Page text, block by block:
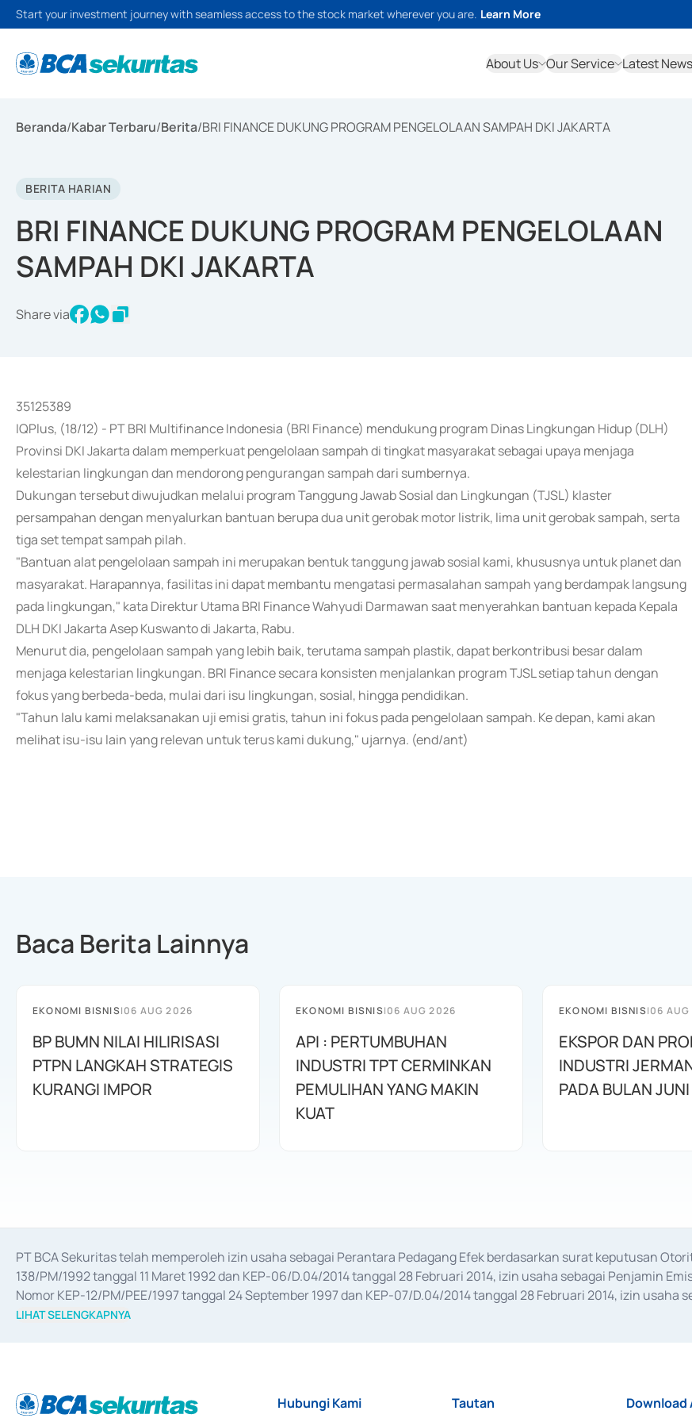
Start your investment journey with seamless access to the stock market wherever you are. Learn More
About Us Our Service Latest News
Beranda/Kabar Terbaru/Berita/BRI FINANCE DUKUNG PROGRAM PENGELOLAAN SAMPAH DKI JAKARTA
BERITA HARIAN
BRI FINANCE DUKUNG PROGRAM PENGELOLAAN
SAMPAH DKI JAKARTA
Share via
35125389
IQPlus, (18/12) - PT BRI Multifinance Indonesia (BRI Finance) mendukung program Dinas Lingkungan Hidup (DLH)
Provinsi DKI Jakarta dalam memperkuat pengelolaan sampah di tingkat masyarakat sebagai upaya menjaga
kelestarian lingkungan dan mendorong pengurangan sampah dari sumbernya.
Dukungan tersebut diwujudkan melalui program Tanggung Jawab Sosial dan Lingkungan (TJSL) klaster
persampahan dengan menyalurkan bantuan berupa dua unit gerobak motor listrik, lima unit gerobak sampah, serta
tiga set tempat sampah pilah.
"Bantuan alat pengelolaan sampah ini merupakan bentuk tanggung jawab sosial kami, khususnya untuk planet dan
masyarakat. Harapannya, fasilitas ini dapat membantu mengatasi permasalahan sampah yang berdampak langsung
pada lingkungan," kata Direktur Utama BRI Finance Wahyudi Darmawan saat menyerahkan bantuan kepada Kepala
DLH DKI Jakarta Asep Kuswanto di Jakarta, Rabu.
Menurut dia, pengelolaan sampah yang lebih baik, terutama sampah plastik, dapat berkontribusi besar dalam
menjaga kelestarian lingkungan. BRI Finance secara konsisten menjalankan program TJSL setiap tahun dengan
fokus yang berbeda-beda, mulai dari isu lingkungan, sosial, hingga pendidikan.
"Tahun lalu kami melaksanakan uji emisi gratis, tahun ini fokus pada pengelolaan sampah. Ke depan, kami akan
melihat isu-isu lain yang relevan untuk terus kami dukung," ujarnya. (end/ant)
Baca Berita Lainnya
EKONOMI BISNIS|06 AUG 2026
BP BUMN NILAI HILIRISASI
PTPN LANGKAH STRATEGIS
KURANGI IMPOR
EKONOMI BISNIS|06 AUG 2026
API : PERTUMBUHAN
INDUSTRI TPT CERMINKAN
PEMULIHAN YANG MAKIN
KUAT
EKONOMI BISNIS|06
EKSPOR DAN
INDUSTRI
PADA BULAN JUNI
PT BCA Sekuritas telah memperoleh izin usaha sebagai Perantara Pedagang Efek berdasarkan surat keputusan
138/PM/1992 tanggal 11 Maret 1992 dan KEP-06/D.04/2014 tanggal 28 Februari 2014, izin usaha sebagai Penjamin
Nomor KEP-12/PM/PEE/1997 tanggal 24 September 1997 dan KEP-07/D.04/2014 tanggal 28 Februari 2014, izin usaha
merger, akuisisi, divestasi, dan
LIHAT SELENGKAPNYA
Hubungi Kami Tautan Download